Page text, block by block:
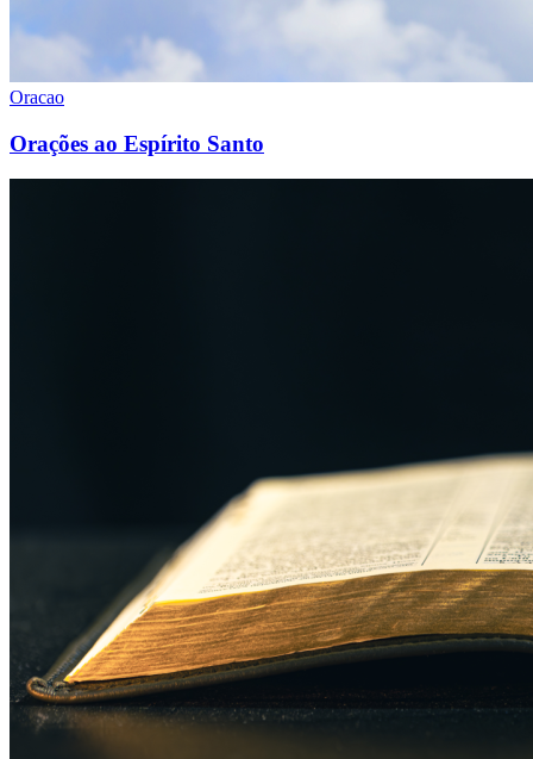
Oracao
Orações ao Espírito Santo